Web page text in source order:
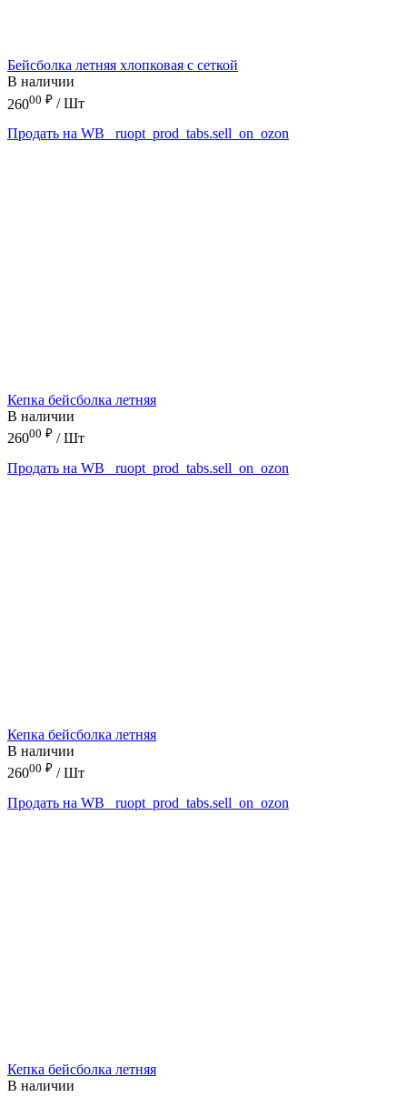
Бейсболка летняя хлопковая с сеткой
В наличии
26000 ₽ / Шт
Продать на WB
_ruopt_prod_tabs.sell_on_ozon
Кепка бейсболка летняя
В наличии
26000 ₽ / Шт
Продать на WB
_ruopt_prod_tabs.sell_on_ozon
Кепка бейсболка летняя
В наличии
26000 ₽ / Шт
Продать на WB
_ruopt_prod_tabs.sell_on_ozon
Кепка бейсболка летняя
В наличии